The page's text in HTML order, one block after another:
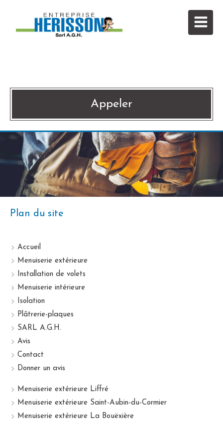
Appeler
Plan du site
Accueil
Menuiserie extérieure
Installation de volets
Menuiserie intérieure
Isolation
Plâtrerie-plaques
SARL A.G.H.
Avis
Contact
Donner un avis
Menuiserie extérieure Liffré
Menuiserie extérieure Saint-Aubin-du-Cormier
Menuiserie extérieure La Bouëxière